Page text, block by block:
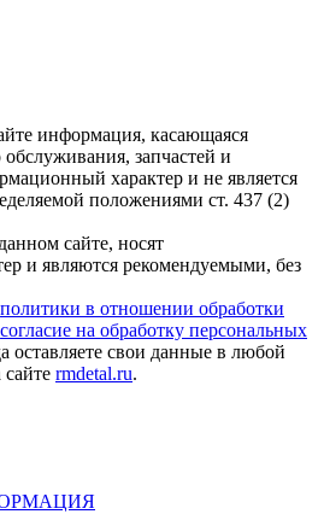
информация, касающаяся
запчастей и
характер и не является
положениями ст. 437 (2)
сайте, носят
и являются рекомендуемыми, без
политики в отношении обработки
согласие на обработку персональных
оставляете свои данные в любой
rmdetal.ru.